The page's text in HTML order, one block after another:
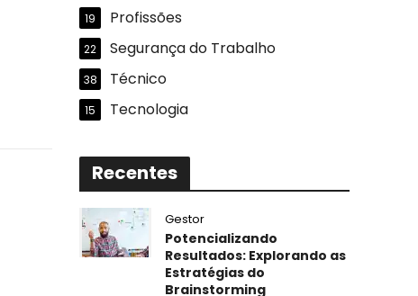
Profissões
19
Segurança do Trabalho
22
Técnico
38
Tecnologia
15
Recentes
Gestor
Potencializando
Resultados: Explorando as
Estratégias do
Brainstorming